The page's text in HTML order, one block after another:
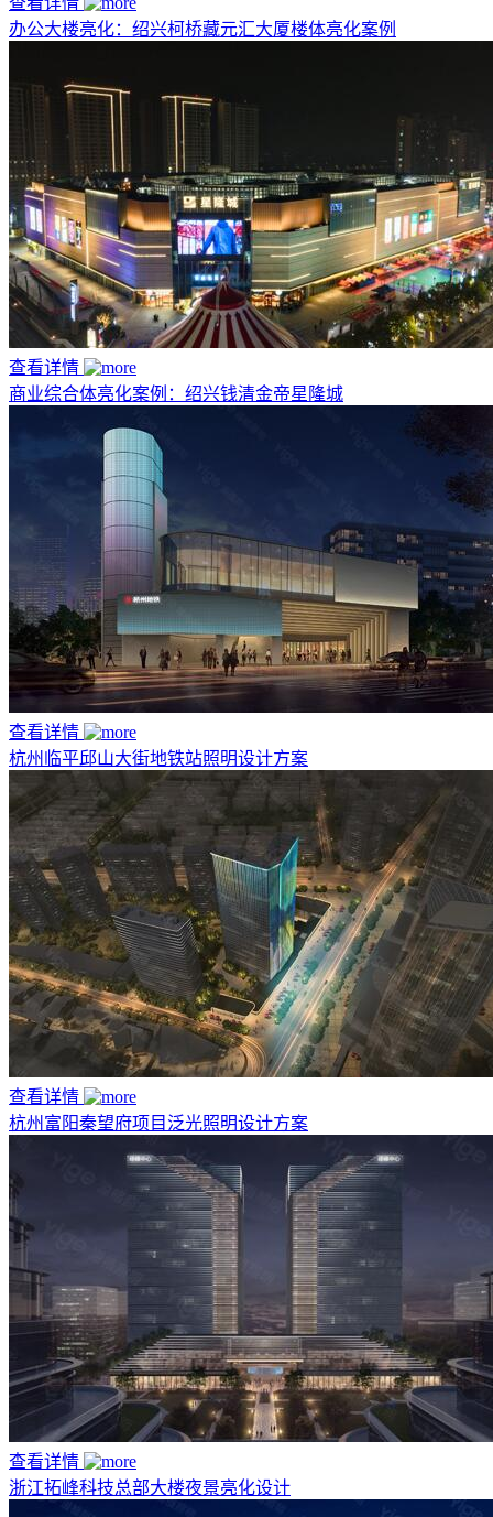
办公大楼亮化：绍兴柯桥藏元汇大厦楼体亮化案例
查看详情
商业综合体亮化案例：绍兴钱清金帝星隆城
查看详情
杭州临平邱山大街地铁站照明设计方案
查看详情
杭州富阳秦望府项目泛光照明设计方案
查看详情
浙江拓峰科技总部大楼夜景亮化设计